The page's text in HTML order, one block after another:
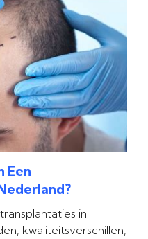
Een
in
kwaliteitsverschillen,